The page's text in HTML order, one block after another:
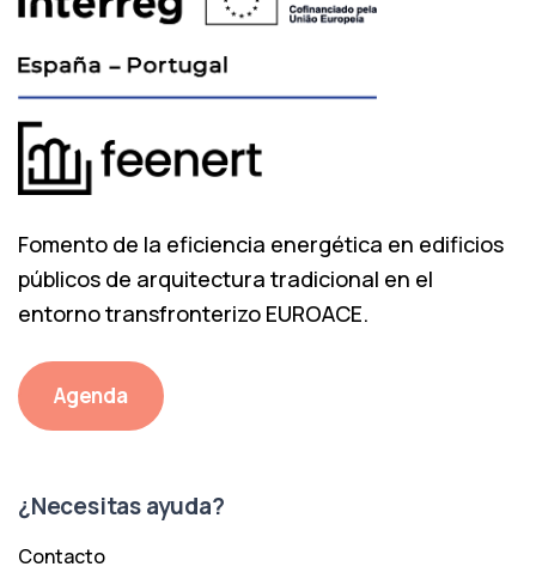
Fomento de la eficiencia energética en edificios
públicos de arquitectura tradicional en el
entorno transfronterizo EUROACE.
Agenda
¿Necesitas ayuda?
Contacto